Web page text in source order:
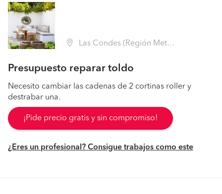
Las Condes (Región Metropolitana - Santiago)
Presupuesto reparar toldo
Necesito cambiar las cadenas de 2 cortinas roller y
destrabar una.
¡Pide precio gratis y sin compromiso!
¿Eres un profesional? Consigue trabajos como este